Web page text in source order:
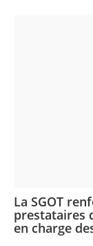
La SGOT
prestataires
en charge